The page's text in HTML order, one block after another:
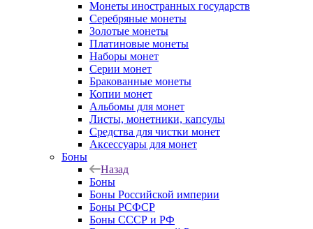
Монеты иностранных государств
Серебряные монеты
Золотые монеты
Платиновые монеты
Наборы монет
Серии монет
Бракованные монеты
Копии монет
Альбомы для монет
Листы, монетники, капсулы
Средства для чистки монет
Аксессуары для монет
Боны
Назад
Боны
Боны Российской империи
Боны РСФСР
Боны СССР и РФ